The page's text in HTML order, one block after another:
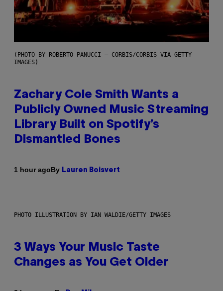
(PHOTO BY ROBERTO PANUCCI – CORBIS/CORBIS VIA GETTY
IMAGES)
Zachary Cole Smith Wants a
Publicly Owned Music Streaming
Library Built on Spotify’s
Dismantled Bones
1 hour agoBy Lauren Boisvert
PHOTO ILLUSTRATION BY IAN WALDIE/GETTY IMAGES
3 Ways Your Music Taste
Changes as You Get Older